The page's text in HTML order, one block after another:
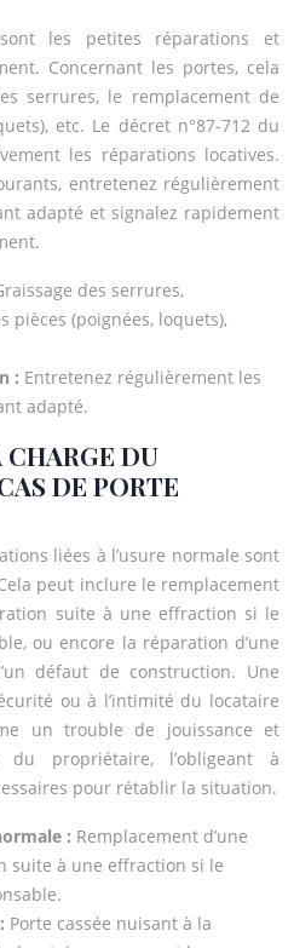
les petites réparations et
Concernant les portes, cela
serrures, le remplacement de
etc. Le décret n°87-712 du
les réparations locatives.
entretenez régulièrement
adapté et signalez rapidement
des serrures,
pièces (poignées, loquets),
: Entretenez régulièrement les
adapté.
CHARGE DU
DE PORTE
liées à l’usure normale sont
peut inclure le remplacement
suite à une effraction si le
ou encore la réparation d’une
défaut de construction. Une
ou à l’intimité du locataire
un trouble de jouissance et
du propriétaire, l’obligeant à
pour rétablir la situation.
: Remplacement d’une
suite à une effraction si le
Porte cassée nuisant à la